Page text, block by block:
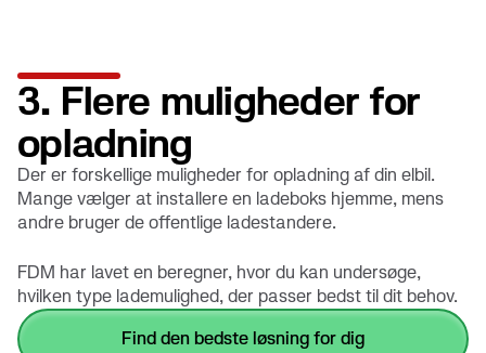
3. Flere muligheder for
opladning
Der er forskellige muligheder for opladning af din elbil.
Mange vælger at installere en ladeboks hjemme, mens
andre bruger de offentlige ladestandere.
FDM har lavet en beregner, hvor du kan undersøge,
hvilken type lademulighed, der passer bedst til dit behov.
find den bedste løsning for dig